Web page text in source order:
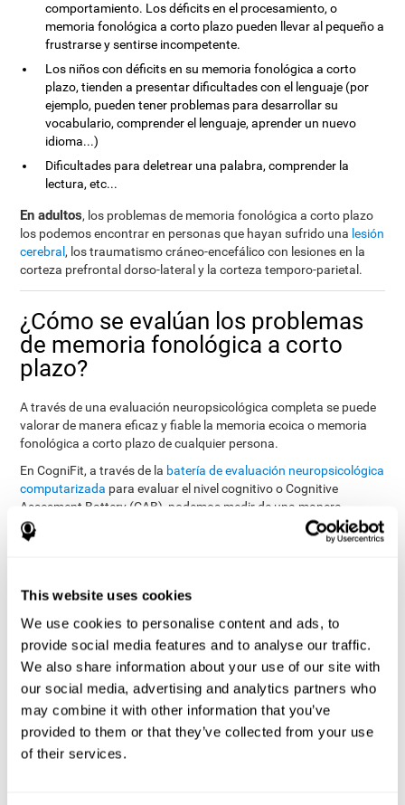
This website uses cookies
We use cookies to personalise content and ads, to
provide social media features and to analyse our traffic.
We also share information about your use of our site with
our social media, advertising and analytics partners who
may combine it with other information that you’ve
provided to them or that they’ve collected from your use
of their services.
comportamiento. Los déficits en el procesamiento, o
memoria fonológica a corto plazo pueden llevar al pequeño a
frustrarse y sentirse incompetente.
Los niños con déficits en su memoria fonológica a corto
plazo, tienden a presentar dificultades con el lenguaje (por
ejemplo, pueden tener problemas para desarrollar su
vocabulario, comprender el lenguaje, aprender un nuevo
idioma...)
Dificultades para deletrear una palabra, comprender la
lectura, etc...
En adultos, los problemas de memoria fonológica a corto plazo
los podemos encontrar en personas que hayan sufrido una lesión
cerebral , los traumatismo cráneo-encefálico con lesiones en la
corteza prefrontal dorso-lateral y la corteza temporo-parietal.
¿Cómo se evalúan los problemas
de memoria fonológica a corto
plazo?
A través de una evaluación neuropsicológica completa se puede
valorar de manera eficaz y fiable la memoria ecoica o memoria
fonológica a corto plazo de cualquier persona.
En CogniFit, a través de la batería de evaluación neuropsicológica
computarizada para evaluar el nivel cognitivo o Cognitive
Assesment Battery (CAB), podemos medir de una manera
precisa el nivel cognitivo general, y concretamente, disponemos
de una serie de pruebas cognitivas para
evaluar la memoria
La batería de tareas utilizadas para evaluar la memoria
una de las pruebas clásicas llamadaRey Auditory Verbal
Learning Test (RAVLT) of Rey (1964). Lastareas que miden
la memoria fonológica a corto plazo tratan de ajustar la
capacidad de la persona para interpretar los estímulos auditivos
procedentes del medio. En esta tarea interviene el proceso de
extracción del significado de dicha información y seguidamente
la capacidad para comprender el mensaje para finalmente
realizar la acción memorística correspondiente.